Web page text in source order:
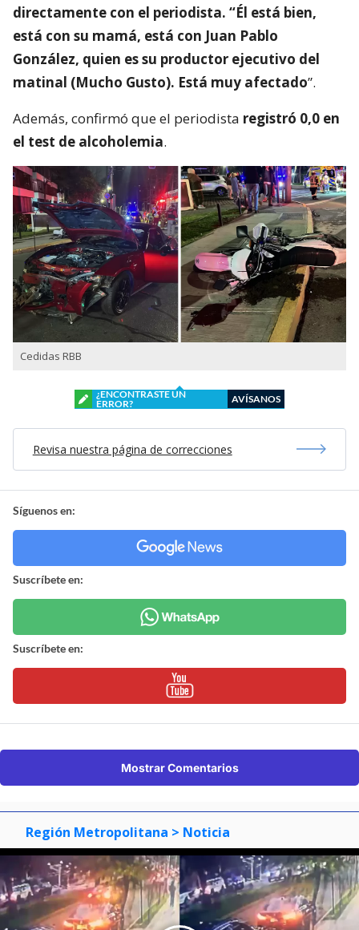
directamente con el periodista. “Él está bien,
está con su mamá, está con Juan Pablo
González, quien es su productor ejecutivo del
matinal (Mucho Gusto). Está muy afectado”.
Además, confirmó que el periodista registró 0,0 en
el test de alcoholemia.
Cedidas RBB
¿ENCONTRASTE UN
ERROR?
AVÍSANOS
Revisa nuestra página de correcciones
Síguenos en:
Suscríbete en:
Suscríbete en:
Mostrar Comentarios
Región Metropolitana > Noticia